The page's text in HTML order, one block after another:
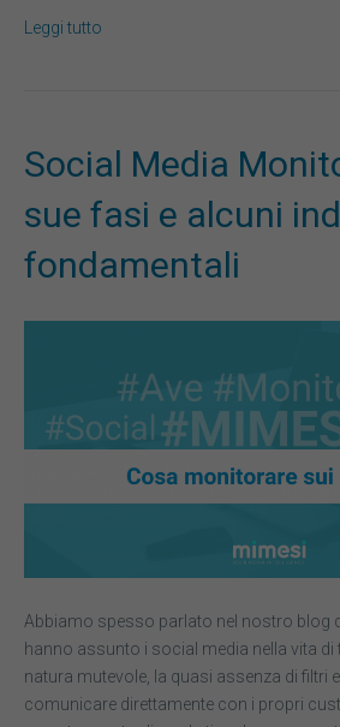
Leggi tutto
Social Media
sue fasi e alcuni
fondamentali
Abbiamo spesso parlato nel nostro blog
hanno assunto i social media nella vita
natura mutevole, la quasi assenza di filtri
comunicare direttamente con i propri